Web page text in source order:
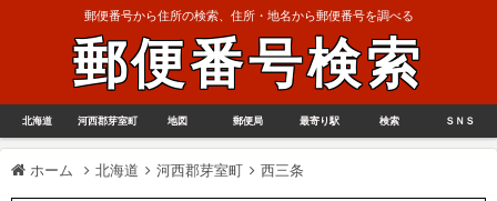
郵便番号から住所の検索、住所・地名から郵便番号を調べる
郵便番号検索
北海道 河西郡芽室町 地図 郵便局 最寄り駅 検索 ＳＮＳ
ホーム 北海道 河西郡芽室町 西三条